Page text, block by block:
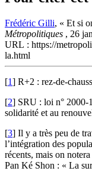
Frédéric Gilli, « Et si
Métropolitiques , 26
URL : https://
la.html
[1] R+2 : rez-de-
[2] SRU : loi n°
solidarité et au
[3] Il y a très peu de
l’intégration des
récents, mais on
Pan Ké Shon : « La